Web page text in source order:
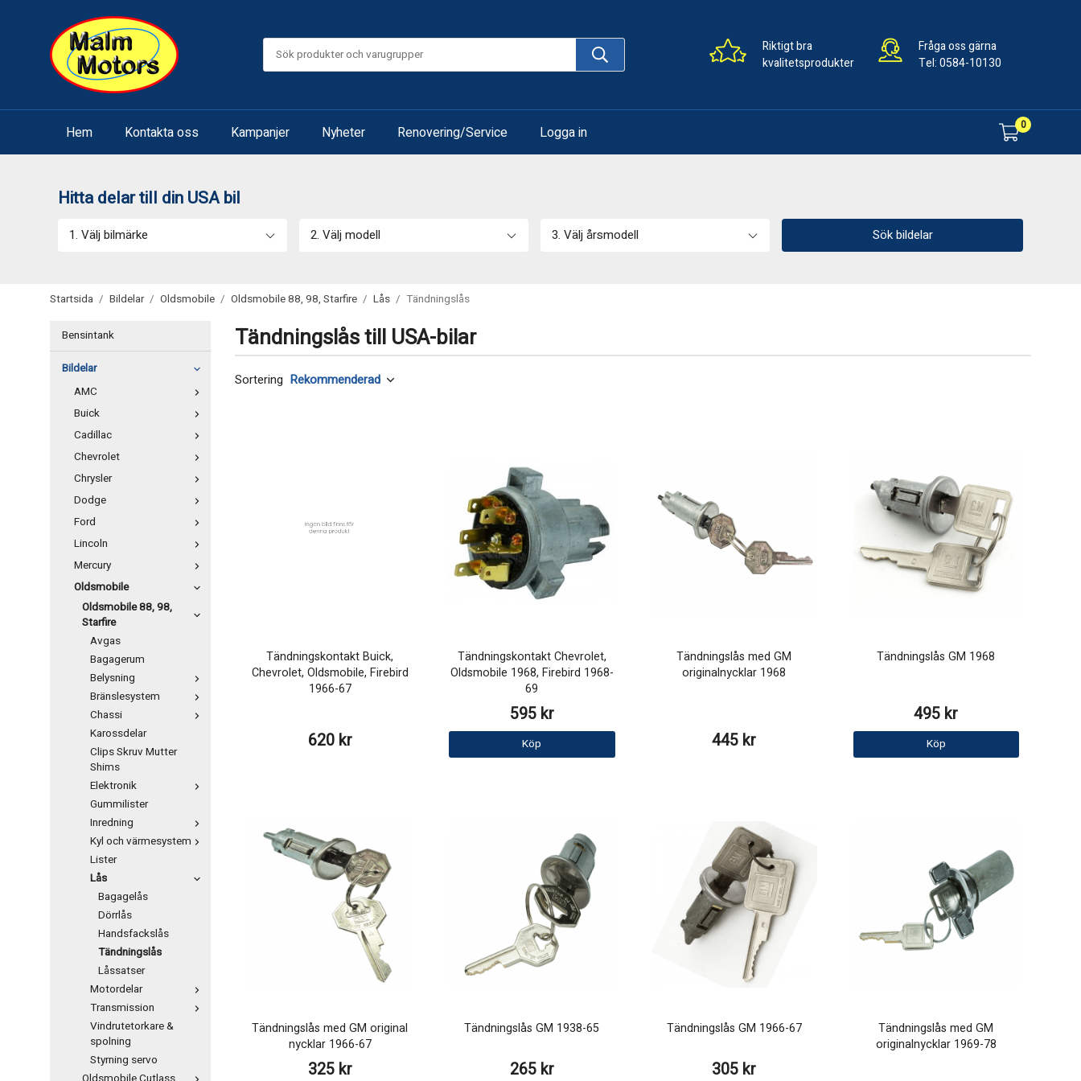
Riktigt bra
kvalitetsprodukter
Fråga oss gärna
Tel:0584-10130
Hem Kontakta oss Kampanjer Nyheter Renovering/Service Logga in 0
Hitta delar till din USA bil
1. Välj bilmärke 2. Välj modell 3. Välj årsmodell Sök bildelar
Startsida / Bildelar / Oldsmobile / Oldsmobile 88, 98, Starfire / Lås / Tändningslås
Bensintank
Bildelar
AMC
Buick
Cadillac
Chevrolet
Chrysler
Dodge
Ford
Lincoln
Mercury
Oldsmobile
Oldsmobile 88, 98,
Starfire
Avgas
Bagagerum
Belysning
Bränslesystem
Chassi
Karossdelar
Clips Skruv Mutter
Shims
Elektronik
Gummilister
Inredning
Kyl och värmesystem
Lister
Lås
Bagagelås
Dörrlås
Handsfackslås
Tändningslås
Låssatser
Motordelar
Transmission
Vindrutetorkare &
spolning
Styrning servo
Tändningslås till USA-bilar
Sortering
Tändningskontakt Buick,
Chevrolet, Oldsmobile, Firebird
1966-67
620 kr
Tändningskontakt Chevrolet,
Oldsmobile 1968, Firebird 1968-
69
595 kr
Köp
Tändningslås med GM
originalnycklar 1968
445 kr
Tändningslås GM 1968
495 kr
Köp
Tändningslås med GM original
nycklar 1966-67
325 kr
Tändningslås GM 1938-65
265 kr
Tändningslås GM 1966-67
305 kr
Tändningslås med GM
originalnycklar 1969-78